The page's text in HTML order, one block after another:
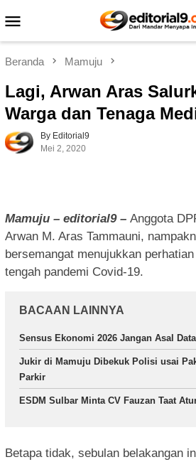
ke
Mobile
Beranda Mamuju
Lagi, Arwan Aras
Warga dan Tenaga
By Editorial9
Mei 2, 2020
Mamuju – editorial9 – Anggota
Arwan M. Aras Tammauni,
bersemangat menujukkan
tengah pandemi Covid-19.
BACAAN LAINNYA
Sensus Ekonomi 2026 Jangan Asal Data
Jukir di Mamuju Dibekuk Polisi usai
Parkir
ESDM Sulbar Minta CV Fauzan Taat
Betapa tidak, sebulan belakangan